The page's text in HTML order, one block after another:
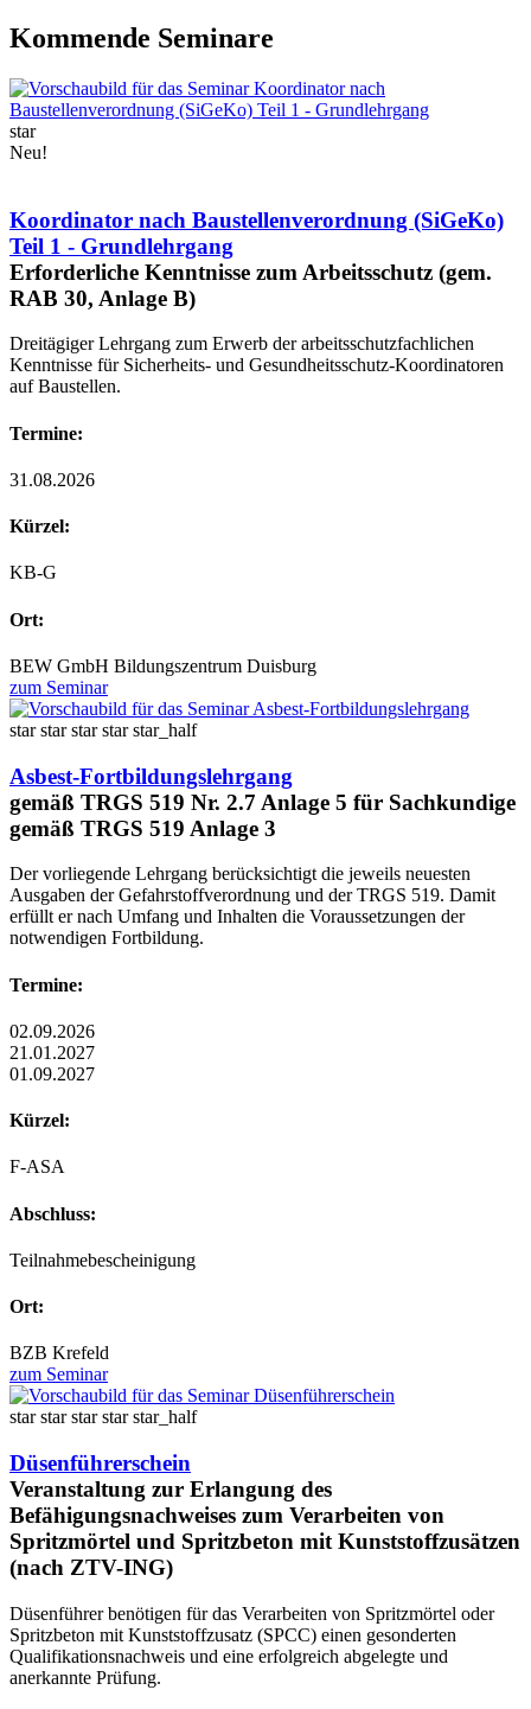
Kommende Seminare
star
Neu!
Koordinator nach Baustellenverordnung (SiGeKo)
Teil 1 - Grundlehrgang
Erforderliche Kenntnisse zum Arbeitsschutz (gem.
RAB 30, Anlage B)
Dreitägiger Lehrgang zum Erwerb der arbeitsschutzfachlichen
Kenntnisse für Sicherheits- und Gesundheitsschutz-Koordinatoren
auf Baustellen.
Termine:
31.08.2026
Kürzel:
KB-G
Ort:
BEW GmbH Bildungszentrum Duisburg
zum Seminar
star star star star star_half
Asbest-Fortbildungslehrgang
gemäß TRGS 519 Nr. 2.7 Anlage 5 für Sachkundige
gemäß TRGS 519 Anlage 3
Der vorliegende Lehrgang berücksichtigt die jeweils neuesten
Ausgaben der Gefahrstoffverordnung und der TRGS 519. Damit
erfüllt er nach Umfang und Inhalten die Voraussetzungen der
notwendigen Fortbildung.
Termine:
02.09.2026
21.01.2027
01.09.2027
Kürzel:
F-ASA
Abschluss:
Teilnahmebescheinigung
Ort:
BZB Krefeld
zum Seminar
star star star star star_half
Düsenführerschein
Veranstaltung zur Erlangung des
Befähigungsnachweises zum Verarbeiten von
Spritzmörtel und Spritzbeton mit Kunststoffzusätzen
(nach ZTV-ING)
Düsenführer benötigen für das Verarbeiten von Spritzmörtel oder
Spritzbeton mit Kunststoffzusatz (SPCC) einen gesonderten
Qualifikationsnachweis und eine erfolgreich abgelegte und
anerkannte Prüfung.